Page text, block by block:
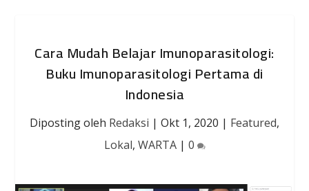
Cara Mudah Belajar Imunoparasitologi:
Buku Imunoparasitologi Pertama di
Indonesia
Diposting oleh Redaksi | Okt 1, 2020 | Featured,
Lokal, WARTA| 0